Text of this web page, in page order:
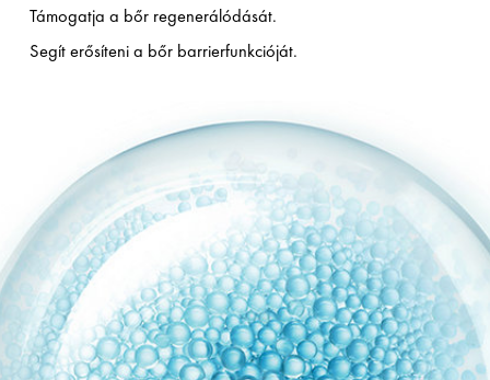
Támogatja a bőr regenerálódását.
Segít erősíteni a bőr barrierfunkcióját.